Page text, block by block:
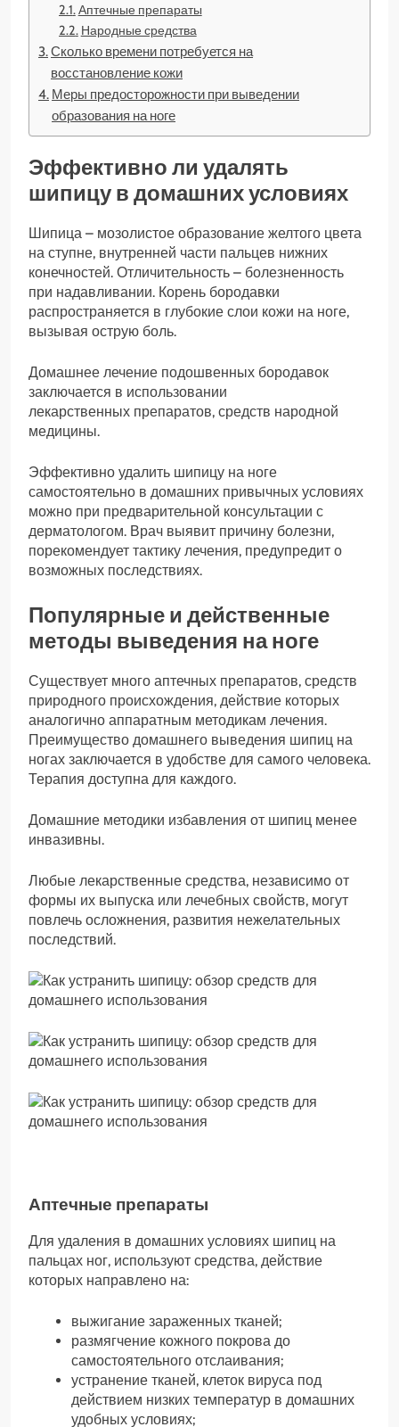
Аптечные препараты
Народные средства
Сколько времени потребуется на
восстановление кожи
Меры предосторожности при выведении
образования на ноге
Эффективно ли удалять
шипицу в домашних условиях
Шипица – мозолистое образование желтого цвета
на ступне, внутренней части пальцев нижних
конечностей. Отличительность – болезненность
при надавливании. Корень бородавки
распространяется в глубокие слои кожи на ноге,
вызывая острую боль.
Домашнее лечение подошвенных бородавок
заключается в использовании
лекарственных препаратов, средств народной
медицины.
Эффективно удалить шипицу на ноге
самостоятельно в домашних привычных условиях
можно при предварительной консультации с
дерматологом. Врач выявит причину болезни,
порекомендует тактику лечения, предупредит о
возможных последствиях.
Популярные и действенные
методы выведения на ноге
Существует много аптечных препаратов, средств
природного происхождения, действие которых
аналогично аппаратным методикам лечения.
Преимущество домашнего выведения шипиц на
ногах заключается в удобстве для самого человека.
Терапия доступна для каждого.
Домашние методики избавления от шипиц менее
инвазивны.
Любые лекарственные средства, независимо от
формы их выпуска или лечебных свойств, могут
повлечь осложнения, развития нежелательных
последствий.
Аптечные препараты
Для удаления в домашних условиях шипиц на
пальцах ног, используют средства, действие
которых направлено на:
выжигание зараженных тканей;
размягчение кожного покрова до
самостоятельного отслаивания;
устранение тканей, клеток вируса под
действием низких температур в домашних
удобных условиях;